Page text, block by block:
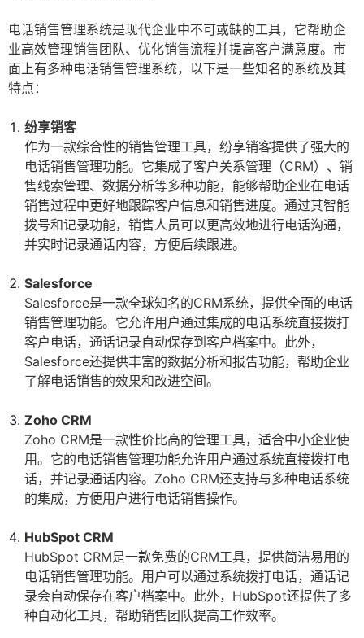
电话销售管理系统是现代企业中不可或缺的工具，它帮助企
业高效管理销售团队、优化销售流程并提高客户满意度。市
面上有多种电话销售管理系统，以下是一些知名的系统及其
特点：
纷享销客
作为一款综合性的销售管理工具，纷享销客提供了强大的
电话销售管理功能。它集成了客户关系管理（CRM）、销
售线索管理、数据分析等多种功能，能够帮助企业在电话
销售过程中更好地跟踪客户信息和销售进度。通过其智能
拨号和记录功能，销售人员可以更高效地进行电话沟通，
并实时记录通话内容，方便后续跟进。
Salesforce
Salesforce是一款全球知名的CRM系统，提供全面的电话
销售管理功能。它允许用户通过集成的电话系统直接拨打
客户电话，通话记录自动保存到客户档案中。此外，
Salesforce还提供丰富的数据分析和报告功能，帮助企业
了解电话销售的效果和改进空间。
Zoho CRM
Zoho CRM是一款性价比高的管理工具，适合中小企业使
用。它的电话销售管理功能允许用户通过系统直接拨打电
话，并记录通话内容。Zoho CRM还支持与多种电话系统
的集成，方便用户进行电话销售操作。
HubSpot CRM
HubSpot CRM是一款免费的CRM工具，提供简洁易用的
电话销售管理功能。用户可以通过系统拨打电话，通话记
录会自动保存在客户档案中。此外，HubSpot还提供了多
种自动化工具，帮助销售团队提高工作效率。